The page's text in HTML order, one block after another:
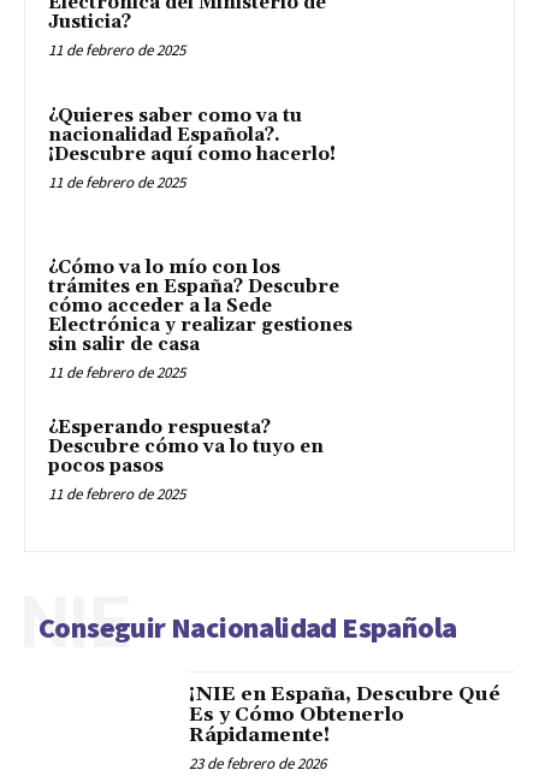
Justicia?
11 de febrero de 2025
¿Quieres saber como va tu
nacionalidad Española?.
¡Descubre aquí como hacerlo!
11 de febrero de 2025
¿Cómo va lo mío con los
trámites en España? Descubre
cómo acceder a la Sede
Electrónica y realizar gestiones
sin salir de casa
11 de febrero de 2025
¿Esperando respuesta?
Descubre cómo va lo tuyo en
pocos pasos
11 de febrero de 2025
Conseguir Nacionalidad Española
NIE
¡NIE en España, Descubre Qué
Es y Cómo Obtenerlo
Rápidamente!
23 de febrero de 2026